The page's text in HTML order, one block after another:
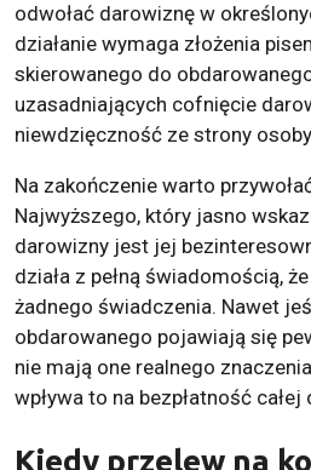
odwołać darowiznę w
działanie wymaga złożenia
skierowanego do
uzasadniających cofnięcie
niewdzięczność ze strony
Na zakończenie warto
Najwyższego, który jasno
darowizny jest jej
działa z pełną świadomością,
żadnego świadczenia. Nawet
obdarowanego pojawiają się
nie mają one realnego
wpływa to na bezpłatność całej
Kiedy przelew na